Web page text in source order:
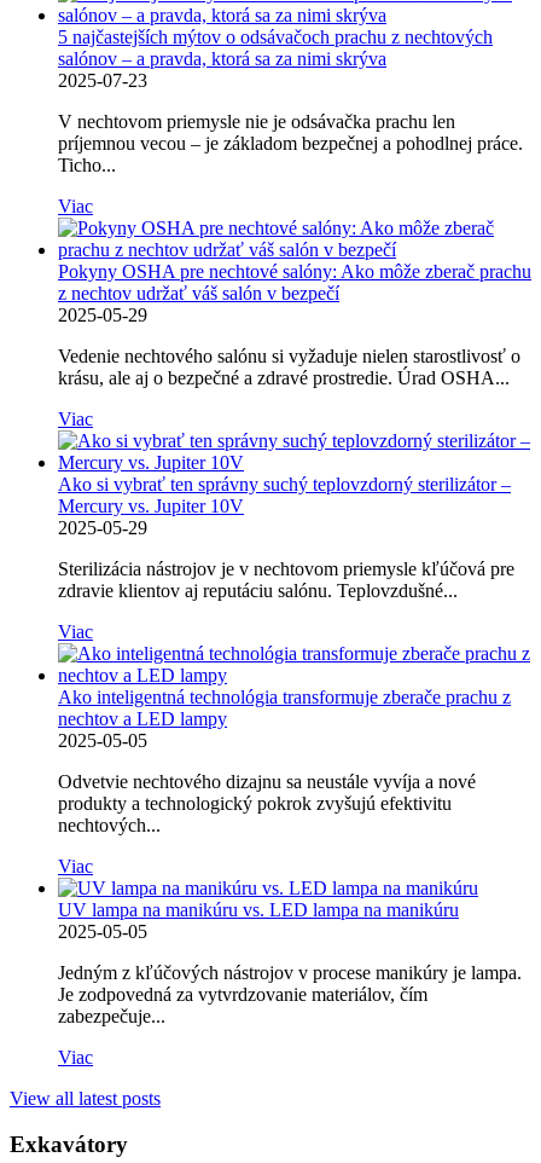
5 najčastejších mýtov o odsávačoch prachu z nechtových
salónov – a pravda, ktorá sa za nimi skrýva
2025-07-23
V nechtovom priemysle nie je odsávačka prachu len
príjemnou vecou – je základom bezpečnej a pohodlnej práce.
Ticho...
Viac
Pokyny OSHA pre nechtové salóny: Ako môže zberač prachu
z nechtov udržať váš salón v bezpečí
2025-05-29
Vedenie nechtového salónu si vyžaduje nielen starostlivosť o
krásu, ale aj o bezpečné a zdravé prostredie. Úrad OSHA...
Viac
Ako si vybrať ten správny suchý teplovzdorný sterilizátor –
Mercury vs. Jupiter 10V
2025-05-29
Sterilizácia nástrojov je v nechtovom priemysle kľúčová pre
zdravie klientov aj reputáciu salónu. Teplovzdušné...
Viac
Ako inteligentná technológia transformuje zberače prachu z
nechtov a LED lampy
2025-05-05
Odvetvie nechtového dizajnu sa neustále vyvíja a nové
produkty a technologický pokrok zvyšujú efektivitu
nechtových...
Viac
UV lampa na manikúru vs. LED lampa na manikúru
2025-05-05
Jedným z kľúčových nástrojov v procese manikúry je lampa.
Je zodpovedná za vytvrdzovanie materiálov, čím
zabezpečuje...
Viac
View all latest posts
Exkavátory